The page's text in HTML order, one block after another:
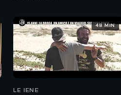
LE IENE
48 MIN